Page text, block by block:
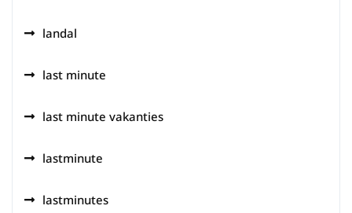
landal
last minute
last minute vakanties
lastminute
lastminutes